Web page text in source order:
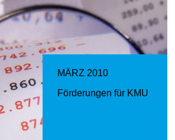
MÄRZ 2010
Förderungen für KMU